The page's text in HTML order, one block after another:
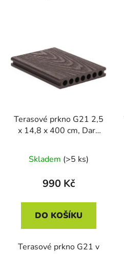
Terasové prkno G21 2,5
x 14,8 x 400 cm, Dark
WPC
Skladem (>5 ks)
990 Kč
DO KOŠÍKU
Terasové prkno G21 v